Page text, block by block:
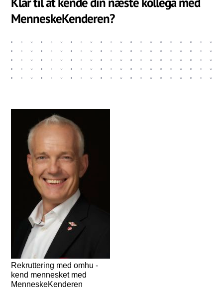
MenneskeKenderen?
Rekruttering med omhu -
kend mennesket med
MenneskeKenderen